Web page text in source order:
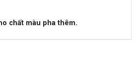
chất màu pha thêm.